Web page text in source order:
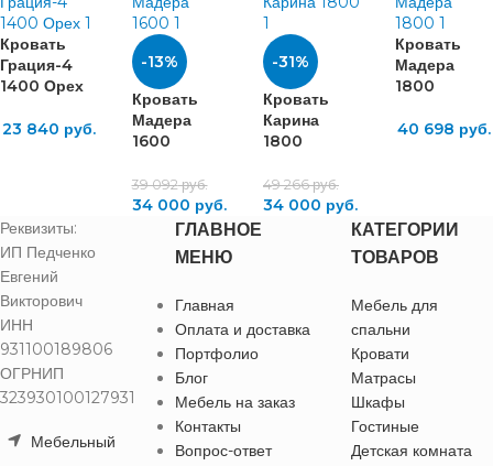
Кровать
Грация-4
1400 Орех
23 840 руб.
-13%
Кровать
Мадера
1600
39 092руб.
34 000 руб.
-31%
Кровать
Карина
1800
49 266руб.
34 000 руб.
Кровать
Мадера
1800
40 698 руб.
Реквизиты:
ИП Педченко
Евгений
Викторович
ИНН
931100189806
ОГРНИП
323930100127931
Мебельный
ГЛАВНОЕ
МЕНЮ
Главная
Оплата и доставка
Портфолио
Блог
Мебель на заказ
Контакты
Вопрос-ответ
КАТЕГОРИИ
ТОВАРОВ
Мебель для
спальни
Кровати
Матрасы
Шкафы
Гостиные
Детская комната